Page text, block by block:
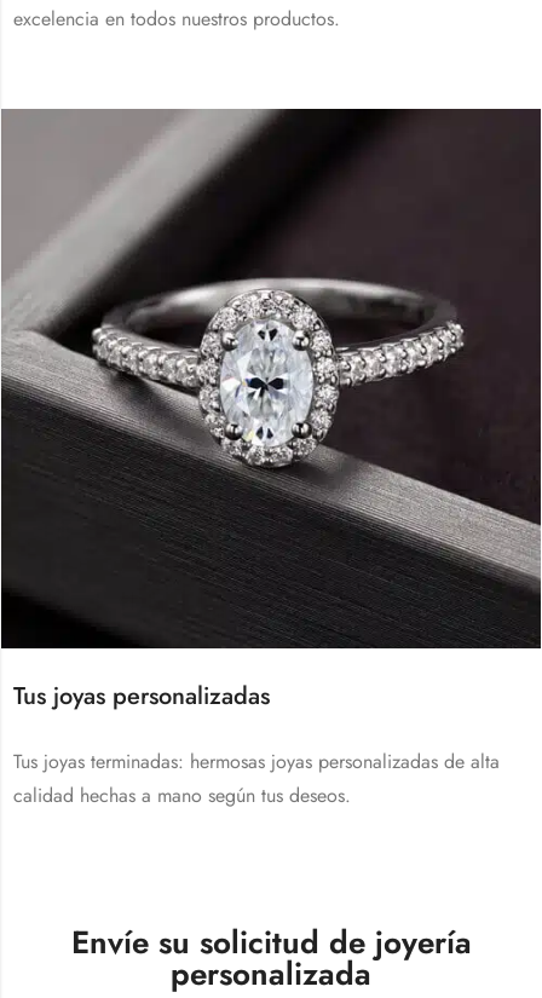
excelencia en todos nuestros productos.
Tus joyas personalizadas
Tus joyas terminadas: hermosas joyas personalizadas de alta
calidad hechas a mano según tus deseos.
Envíe su solicitud de joyería
personalizada